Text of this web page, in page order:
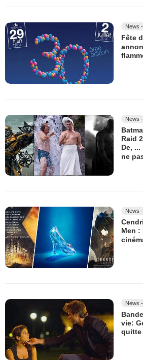
News
Fête
News
Raid
De,
ne
News
Men
News
vie:
quitte